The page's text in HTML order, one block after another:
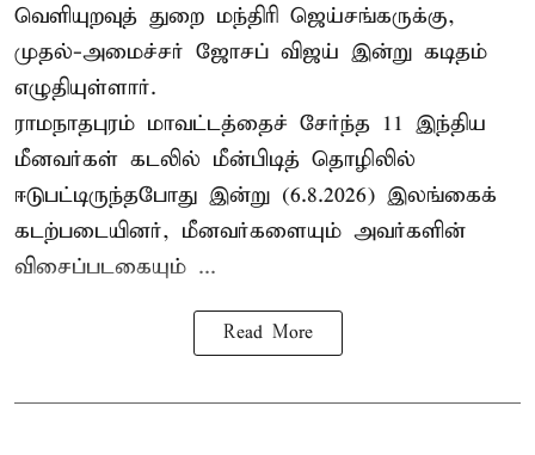
வெளியுறவுத் துறை மந்திரி ஜெய்சங்கருக்கு,
முதல்-அமைச்சர் ஜோசப் விஜய் இன்று கடிதம்
எழுதியுள்ளார்.
ராமநாதபுரம் மாவட்டத்தைச் சேர்ந்த 11 இந்திய
மீனவர்கள் கடலில் மீன்பிடித் தொழிலில்
ஈடுபட்டிருந்தபோது இன்று (6.8.2026) இலங்கைக்
கடற்படையினர், மீனவர்களையும் அவர்களின்
விசைப்படகையும் ...
Read More